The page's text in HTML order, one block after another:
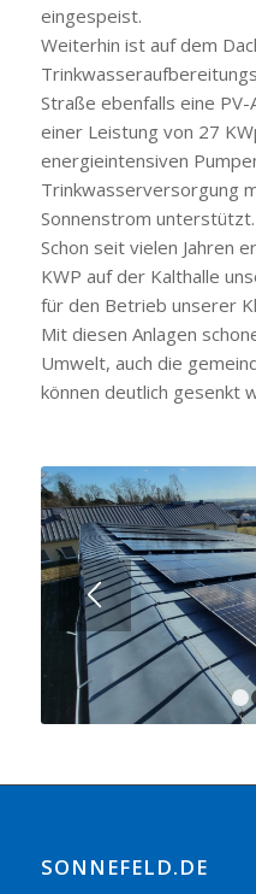
eingespeist.
Weiterhin ist auf dem
Straße ebenfalls eine
einer Leistung von 27
energieintensiven
Trinkwasserversorgung
Sonnenstrom unterstützt.
Schon seit vielen Jahren
KWP auf der Kalthalle
für den Betrieb unserer
Mit diesen Anlagen
Umwelt, auch die
können deutlich gesenkt
SONNEFELD.DE